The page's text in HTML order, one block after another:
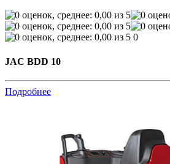
0
JAC BDD 10
Подробнее